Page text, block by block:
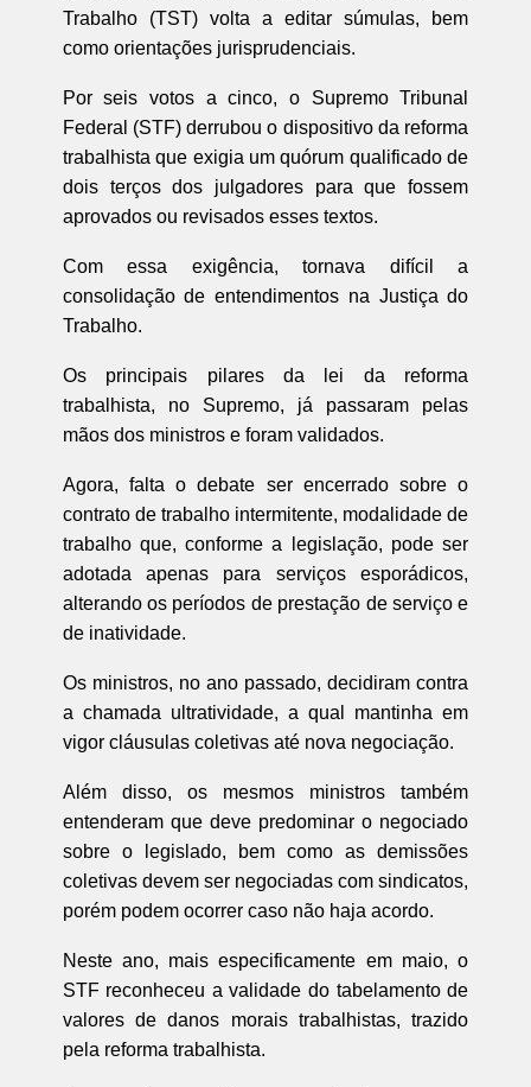
Trabalho (TST) volta a editar súmulas, bem
como orientações jurisprudenciais.
Por seis votos a cinco, o Supremo Tribunal
Federal (STF) derrubou o dispositivo da reforma
trabalhista que exigia um quórum qualificado de
dois terços dos julgadores para que fossem
aprovados ou revisados esses textos.
Com essa exigência, tornava difícil a
consolidação de entendimentos na Justiça do
Trabalho.
Os principais pilares da lei da reforma
trabalhista, no Supremo, já passaram pelas
mãos dos ministros e foram validados.
Agora, falta o debate ser encerrado sobre o
contrato de trabalho intermitente, modalidade de
trabalho que, conforme a legislação, pode ser
adotada apenas para serviços esporádicos,
alterando os períodos de prestação de serviço e
de inatividade.
Os ministros, no ano passado, decidiram contra
a chamada ultratividade, a qual mantinha em
vigor cláusulas coletivas até nova negociação.
Além disso, os mesmos ministros também
entenderam que deve predominar o negociado
sobre o legislado, bem como as demissões
coletivas devem ser negociadas com sindicatos,
porém podem ocorrer caso não haja acordo.
Neste ano, mais especificamente em maio, o
STF reconheceu a validade do tabelamento de
valores de danos morais trabalhistas, trazido
pela reforma trabalhista.